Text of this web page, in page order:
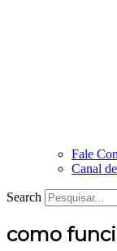
Fale
Canal
Search
como